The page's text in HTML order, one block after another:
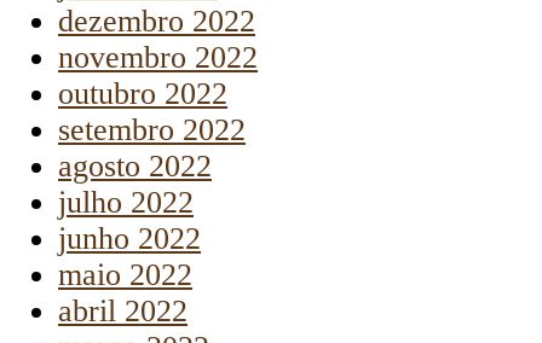
dezembro 2022
novembro 2022
outubro 2022
setembro 2022
agosto 2022
julho 2022
junho 2022
maio 2022
abril 2022